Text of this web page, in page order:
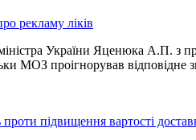
рекламу ліків
України Яценюка А.П. з
МОЗ проігнорував відповідне
проти підвищення вартості